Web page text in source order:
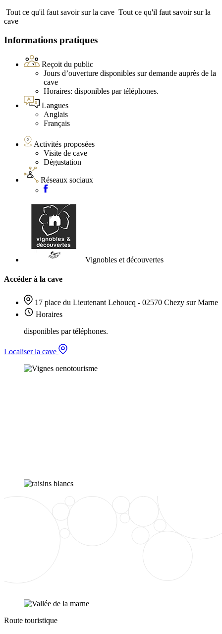
Tout ce qu'il faut savoir sur la cave Tout ce qu'il faut savoir sur la
cave
Informations pratiques
Reçoit du public
Jours d’ouverture disponibles sur demande auprès de la
cave
Horaires: disponibles par téléphones.
Langues
Anglais
Français
Activités proposées
Visite de cave
Dégustation
Réseaux sociaux
Vignobles et découvertes
Accéder à la cave
17 place du Lieutenant Lehoucq - 02570 Chezy sur Marne
Horaires
disponibles par téléphones.
Localiser la cave
Route touristique